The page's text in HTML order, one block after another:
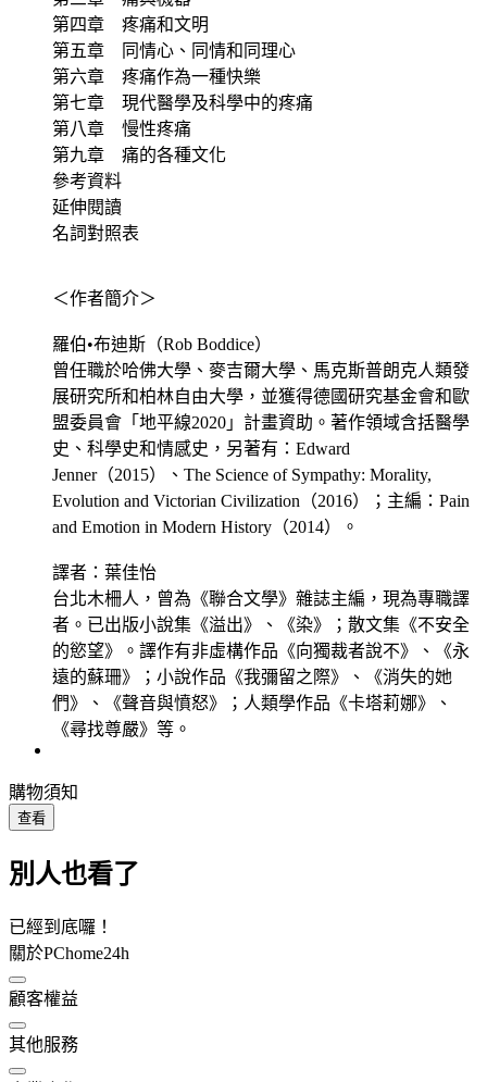
第四章 疼痛和文明
第五章 同情心、同情和同理心
第六章 疼痛作為一種快樂
第七章 現代醫學及科學中的疼痛
第八章 慢性疼痛
第九章 痛的各種文化
參考資料
延伸閱讀
名詞對照表
＜作者簡介＞
羅伯•布迪斯（Rob Boddice）
曾任職於哈佛大學、麥吉爾大學、馬克斯普朗克人類發
展研究所和柏林自由大學，並獲得德國研究基金會和歐
盟委員會「地平線2020」計畫資助。著作領域含括醫學
史、科學史和情感史，另著有：Edward
Jenner（2015）、The Science of Sympathy: Morality,
Evolution and Victorian Civilization（2016）；主編：Pain
and Emotion in Modern History（2014）。
譯者：葉佳怡
台北木柵人，曾為《聯合文學》雜誌主編，現為專職譯
者。已出版小說集《溢出》、《染》；散文集《不安全
的慾望》。譯作有非虛構作品《向獨裁者說不》、《永
遠的蘇珊》；小說作品《我彌留之際》、《消失的她
們》、《聲音與憤怒》；人類學作品《卡塔莉娜》、
《尋找尊嚴》等。
購物須知
查看
別人也看了
已經到底囉！
關於PChome24h
顧客權益
其他服務